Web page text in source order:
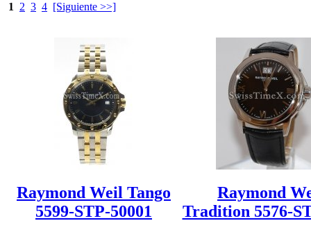
1 2 3 4 [Siguiente >>]
Raymond Weil Tango
5599-STP-50001
Raymond
Tradition 5576-